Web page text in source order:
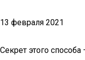
13 февраля 2021
Секрет этого